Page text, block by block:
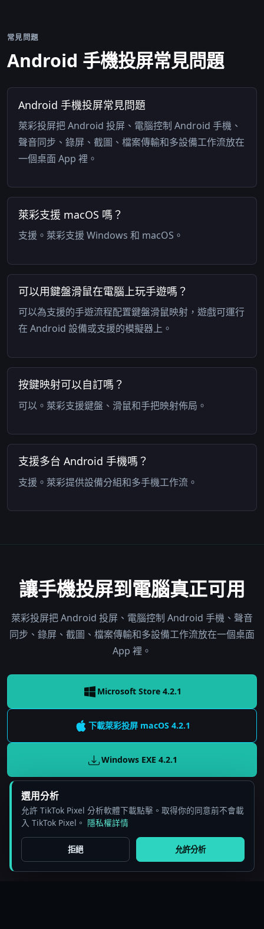
常見問題
Android 手機投屏常見問題
Android 手機投屏常見問題
萊彩投屏把 Android 投屏、電腦控制 Android 手機、
聲音同步、錄屏、截圖、檔案傳輸和多設備工作流放在
一個桌面 App 裡。
萊彩支援 macOS 嗎？
支援。萊彩支援 Windows 和 macOS。
可以用鍵盤滑鼠在電腦上玩手遊嗎？
可以為支援的手遊流程配置鍵盤滑鼠映射，遊戲可運行
在 Android 設備或支援的模擬器上。
按鍵映射可以自訂嗎？
可以。萊彩支援鍵盤、滑鼠和手把映射佈局。
支援多台 Android 手機嗎？
支援。萊彩提供設備分組和多手機工作流。
讓手機投屏到電腦真正可用
萊彩投屏把 Android 投屏、電腦控制 Android 手機、聲音
同步、錄屏、截圖、檔案傳輸和多設備工作流放在一個桌面
App 裡。
Microsoft Store 4.2.1
下載萊彩投屏 macOS4.2.1
Windows EXE4.2.1
選用分析
允許 TikTok Pixel 分析軟體下載點擊。取得你的同意前不會載
入 TikTok Pixel。 隱私權詳情
拒絕 允許分析